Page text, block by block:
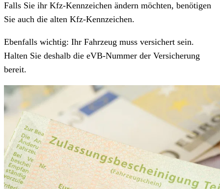
Falls Sie ihr Kfz-Kennzeichen ändern möchten, benötigen
Sie auch die alten Kfz-Kennzeichen.
Ebenfalls wichtig: Ihr Fahrzeug muss versichert sein.
Halten Sie deshalb die eVB-Nummer der Versicherung
bereit.